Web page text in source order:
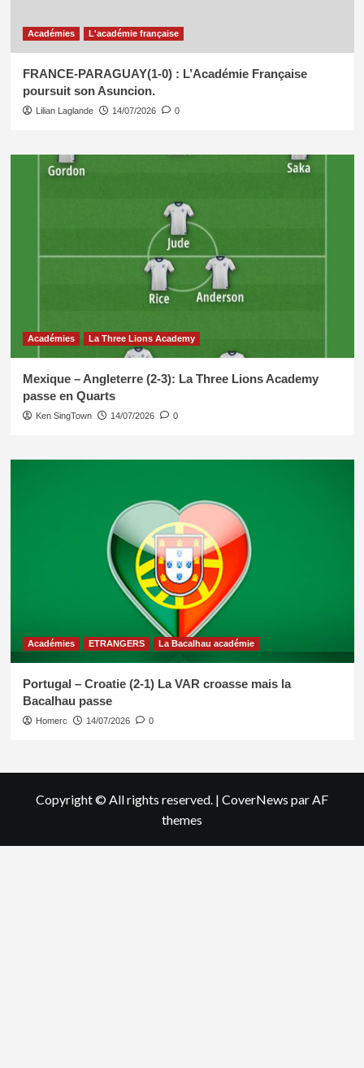
Académies L'académie française
FRANCE-PARAGUAY(1-0) : L’Académie Française
poursuit son Asuncion.
Lilian Laglande 14/07/2026 0
Académies La Three Lions Academy
Mexique – Angleterre (2-3): La Three Lions Academy
passe en Quarts
Ken SingTown 14/07/2026 0
Académies ETRANGERS La Bacalhau académie
Portugal – Croatie (2-1) La VAR croasse mais la
Bacalhau passe
Homerc 14/07/2026 0
Copyright © All rights reserved. | CoverNews par AF
themes